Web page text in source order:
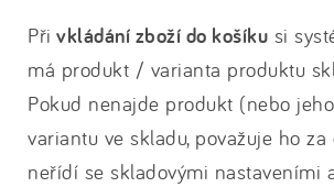
Při vkládání zboží do košíku si
má produkt / varianta produktu
Pokud nenajde produkt (nebo
variantu ve skladu, považuje ho za
neřídí se skladovými nastaveními